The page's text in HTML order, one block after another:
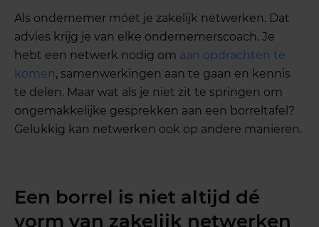
Als ondernemer móet je zakelijk netwerken. Dat
advies krijg je van elke ondernemerscoach. Je
hebt een netwerk nodig om aan opdrachten te
komen, samenwerkingen aan te gaan en kennis
te delen. Maar wat als je niet zit te springen om
ongemakkelijke gesprekken aan een borreltafel?
Gelukkig kan netwerken ook op andere manieren.
Een borrel is niet altijd dé
vorm van zakelijk netwerken